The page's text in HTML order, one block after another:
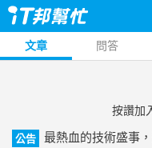
文章 問答
按讚加
公告
最熱血的技術盛事